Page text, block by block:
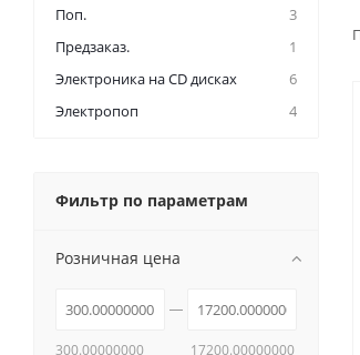
Поп.
3
Предзаказ.
1
Электроника на CD дисках
6
Электропоп
4
Фильтр по параметрам
Розничная цена
300.00000000 17200.00000000